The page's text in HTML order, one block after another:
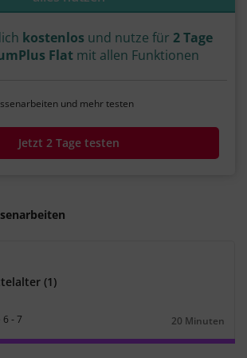
kostenlos und nutze für 2 Tage
Flat mit allen Funktionen
und mehr testen
Jetzt 2 Tage testen
(1)
6 ‐7
Dauer:
20 Minuten